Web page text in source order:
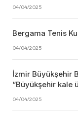
04/04/2025
Bergama Tenis
04/04/2025
İzmir Büyükşehir
“Büyükşehir kale
04/04/2025